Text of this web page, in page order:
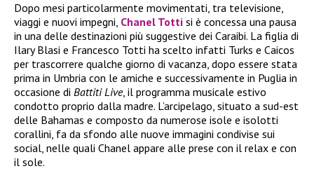
Dopo mesi particolarmente movimentati, tra televisione,
viaggi e nuovi impegni, Chanel Totti si è concessa una pausa
in una delle destinazioni più suggestive dei Caraibi. La figlia di
Ilary Blasi e Francesco Totti ha scelto infatti Turks e Caicos
per trascorrere qualche giorno di vacanza, dopo essere stata
prima in Umbria con le amiche e successivamente in Puglia in
occasione di Battiti Live, il programma musicale estivo
condotto proprio dalla madre. L’arcipelago, situato a sud-est
delle Bahamas e composto da numerose isole e isolotti
corallini, fa da sfondo alle nuove immagini condivise sui
social, nelle quali Chanel appare alle prese con il relax e con
il sole.